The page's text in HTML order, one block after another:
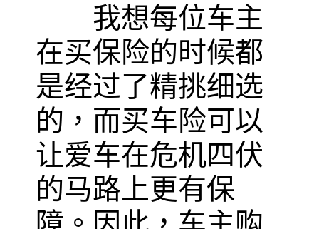
我想每位车主
在买保险的时候都
是经过了精挑细选
的，而买车险可以
让爱车在危机四伏
的马路上更有保